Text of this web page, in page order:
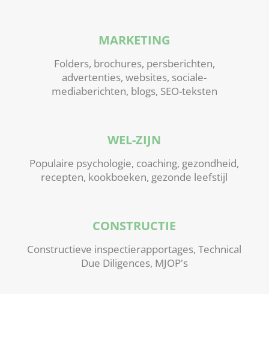
MARKETING
Folders, brochures, persberichten,
advertenties, websites, sociale-
mediaberichten, blogs, SEO-teksten
WEL-ZIJN
Populaire psychologie, coaching, gezondheid,
recepten, kookboeken, gezonde leefstijl
CONSTRUCTIE
Constructieve inspectierapportages, Technical
Due Diligences, MJOP's